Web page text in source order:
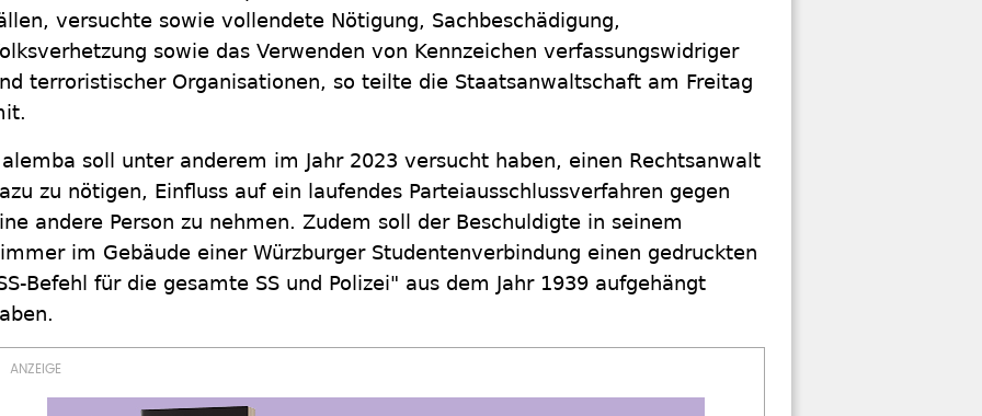
versuchte sowie vollendete Nötigung, Sachbeschädigung,
sowie das Verwenden von Kennzeichen verfassungswidriger
terroristischer Organisationen, so teilte die Staatsanwaltschaft am Freitag
soll unter anderem im Jahr 2023 versucht haben, einen Rechtsanwalt
zu nötigen, Einfluss auf ein laufendes Parteiausschlussverfahren gegen
andere Person zu nehmen. Zudem soll der Beschuldigte in seinem
im Gebäude einer Würzburger Studentenverbindung einen gedruckten
Befehl für die gesamte SS und Polizei" aus dem Jahr 1939 aufgehängt